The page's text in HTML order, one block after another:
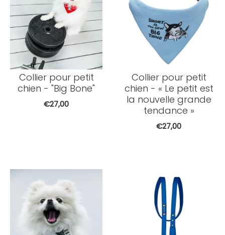
Collier pour petit
chien - "Big Bone"
€27,00
Collier pour petit
chien - « Le petit est
la nouvelle grande
tendance »
€27,00